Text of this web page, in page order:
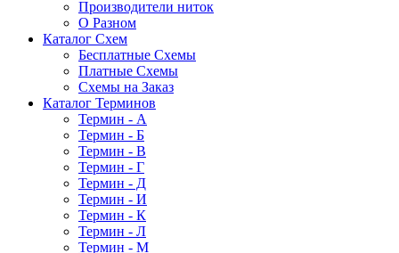
Производители ниток
О Разном
Каталог Схем
Бесплатные Схемы
Платные Схемы
Схемы на Заказ
Каталог Терминов
Термин - А
Термин - Б
Термин - В
Термин - Г
Термин - Д
Термин - И
Термин - К
Термин - Л
Термин - М